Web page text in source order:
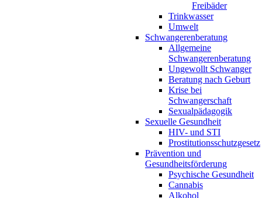
Freibäder
Trinkwasser
Umwelt
Schwangerenberatung
Allgemeine
Schwangerenberatung
Ungewollt Schwanger
Beratung nach Geburt
Krise bei
Schwangerschaft
Sexualpädagogik
Sexuelle Gesundheit
HIV- und STI
Prostitutionsschutzgesetz
Prävention und
Gesundheitsförderung
Psychische Gesundheit
Cannabis
Alkohol